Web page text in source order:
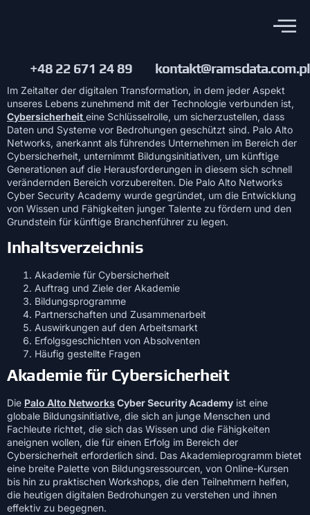
+48 22 671 24 89 kontakt@ramsdata.com.pl
Im Zeitalter der digitalen Transformation, in dem jeder Aspekt
unseres Lebens zunehmend mit der Technologie verbunden ist,
Cybersicherheit eine Schlüsselrolle, um sicherzustellen, dass
Daten und Systeme vor Bedrohungen geschützt sind. Palo Alto
Networks, anerkannt als führendes Unternehmen im Bereich der
Cybersicherheit, unternimmt Bildungsinitiativen, um künftige
Generationen auf die Herausforderungen in diesem sich schnell
verändernden Bereich vorzubereiten. Die Palo Alto Networks
Cyber Security Academy wurde gegründet, um die Entwicklung
von Wissen und Fähigkeiten junger Talente zu fördern und den
Grundstein für künftige Branchenführer zu legen.
Inhaltsverzeichnis
Akademie für Cybersicherheit
Auftrag und Ziele der Akademie
Bildungsprogramme
Partnerschaften und Zusammenarbeit
Auswirkungen auf den Arbeitsmarkt
Erfolgsgeschichten von Absolventen
Häufig gestellte Fragen
Akademie für Cybersicherheit
Die Palo Alto NetworksCyber Security Academy ist eine
globale Bildungsinitiative, die sich an junge Menschen und
Fachleute richtet, die sich das Wissen und die Fähigkeiten
aneignen wollen, die für einen Erfolg im Bereich der
Cybersicherheit erforderlich sind. Das Akademieprogramm bietet
eine breite Palette von Bildungsressourcen, von Online-Kursen
bis hin zu praktischen Workshops, die den Teilnehmern helfen,
die heutigen digitalen Bedrohungen zu verstehen und ihnen
effektiv zu begegnen.